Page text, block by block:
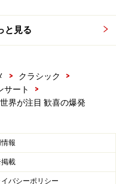
き『エル・システマ』
という萩原麻未さん(ジ
の内容をご確認くださ
次のページへ
と見る
> クラシック
>
サート
>
界が注目 歓喜の爆発
報
掲載
イバシーポリシー